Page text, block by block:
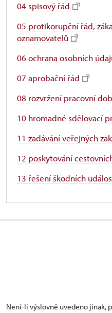
04 spisový řád
05 protikorupční řád,
oznamovatelů
06 ochrana osobních
07 aprobační řád
08 rozvržení pracovní
10 hromadné sdělovací
11 zadávání veřejných
12 poskytování
13 řešení škodních
Není-li výslovně uvedeno jinak,